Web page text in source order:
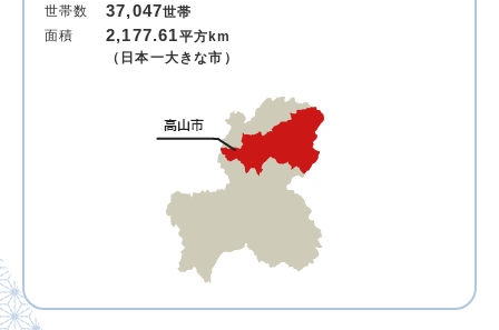
世帯数
37,047世帯
面積
2,177.61平方km
（日本一大きな市）